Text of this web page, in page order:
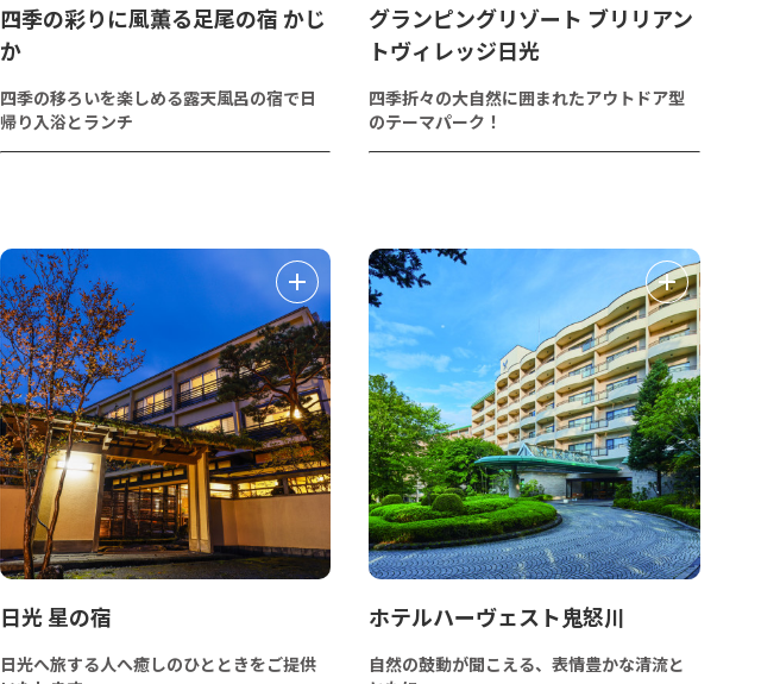
四季の彩りに風薫る足尾の宿 かじ
か
四季の移ろいを楽しめる露天風呂の宿で日
帰り入浴とランチ
グランピングリゾート ブリリアン
トヴィレッジ日光
四季折々の大自然に囲まれたアウトドア型
のテーマパーク！
日光 星の宿
日光へ旅する人へ癒しのひとときをご提供
ホテルハーヴェスト鬼怒川
自然の鼓動が聞こえる、表情豊かな清流と